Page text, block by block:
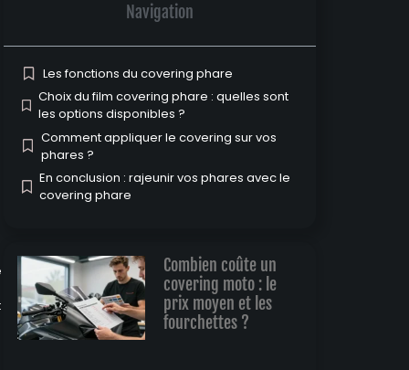
Navigation
Les fonctions du covering phare
Choix du film covering phare : quelles sont
les options disponibles ?
Comment appliquer le covering sur vos
phares ?
En conclusion : rajeunir vos phares avec le
covering phare
Combien coûte un
covering moto : le
prix moyen et les
fourchettes ?